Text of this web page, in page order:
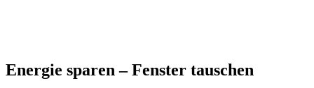
Energie sparen – Fenster tauschen